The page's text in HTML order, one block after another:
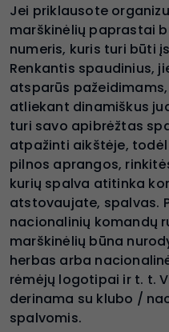
Jei priklausote
marškinėlių paprastai
numeris, kuris turi būti
Renkantis spaudinius,
atsparūs
atliekant dinamiškus
turi savo apibrėžtas
atpažinti aikštėje,
pilnos aprangos,
kurių spalva atitinka
atstovaujate, spalvas.
nacionalinių komandų
marškinėlių būna
herbas arba
rėmėjų logotipai ir t. t.
derinama su klubo /
spalvomis.